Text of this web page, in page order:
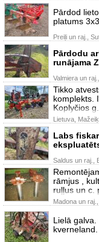
Pārdod
platums
Preiļi un raj.,
Pārdodu
runājama
Valmiera un
Tikko
komplekts.
Koplyčios
Lietuva,
Labs
Saldus un raj.,
rāmjus ,
ruļļus un c.
Madona un
Lielā
kverneland.